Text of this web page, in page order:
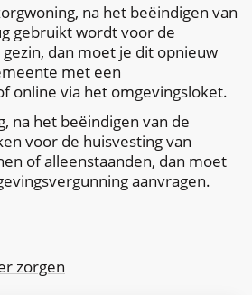
na het beëindigen van
gebruikt wordt voor de
dan moet je dit opnieuw
met een
online via het omgevingsloket.
na het beëindigen van de
voor de huisvesting van
of alleenstaanden, dan moet
aanvragen.
zorgen